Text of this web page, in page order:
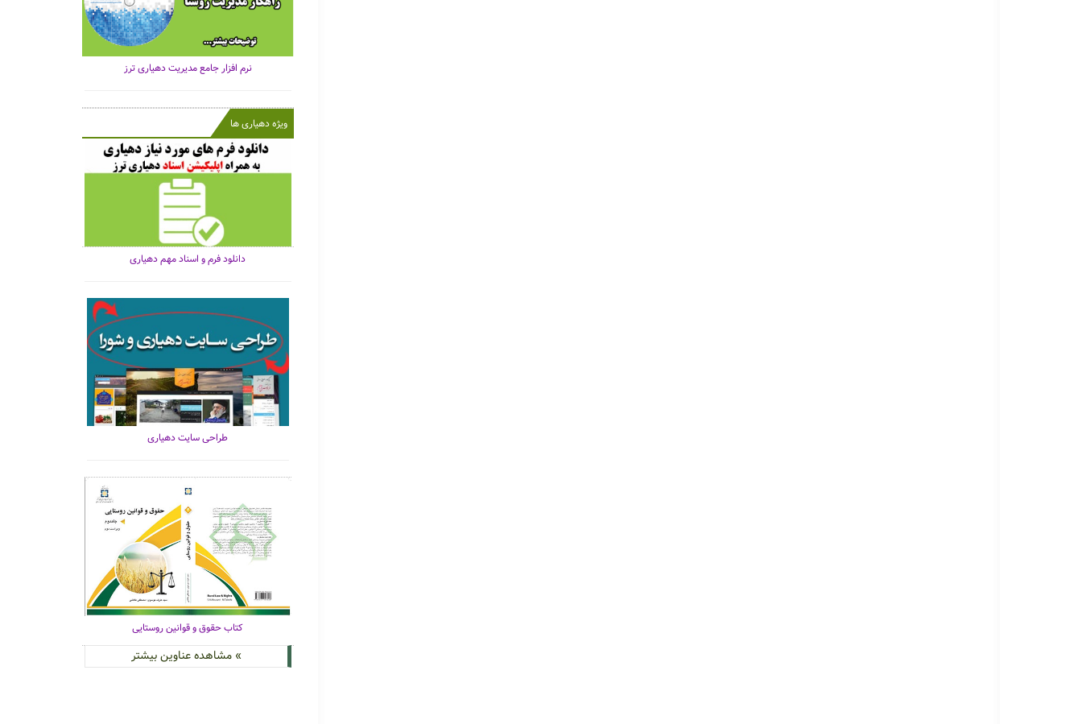
نرم افزار جامع مدیریت دهیاری ترز
ویژه دهیاری ها
دانلود فرم و اسناد مهم دهیاری
طراحی سایت دهیاری
کتاب حقوق و قوانین روستایی
» مشاهده عناوین بیشتر